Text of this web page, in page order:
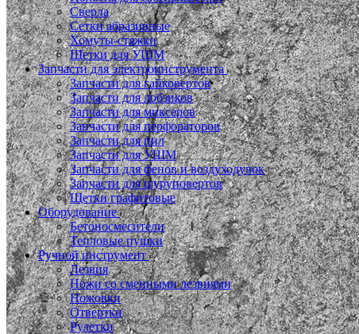
Сверла
Сетки абразивные
Хомуты-стяжки
Щетки для УШМ
Запчасти для электроинструмента
Запчасти для гайковертов
Запчасти для лобзиков
Запчасти для миксеров
Запчасти для перфораторов
Запчасти для пил
Запчасти для УШМ
Запчасти для фенов и воздуходувок
Запчасти для шуруповертов
Щетки графитовые
Оборудование
Бетоносмесители
Тепловые пушки
Ручной инструмент
Лезвия
Ножи со сменными лезвиями
Ножовки
Отвертки
Рулетки